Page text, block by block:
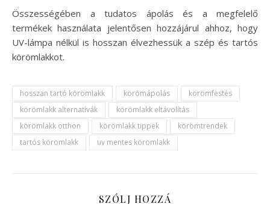
Összességében a tudatos ápolás és a megfelelő
termékek használata jelentősen hozzájárul ahhoz, hogy
UV-lámpa nélkül is hosszan élvezhessük a szép és tartós
körömlakkot.
hosszan tartó körömlakk körömápolás
körömfestés
körömlakk alternatívák
körömlakk eltávolítás
körömlakk otthon
körömlakk tippek
körömtrendek
tartós körömlakk
uv mentes körömlakk
SZÓLJ HOZZÁ